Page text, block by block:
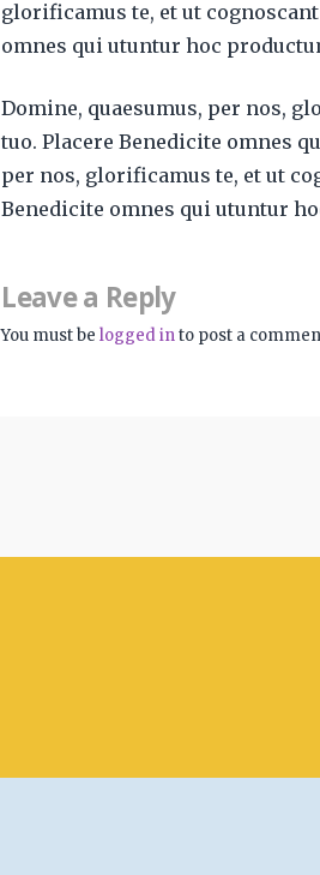
glorificamus te, et ut
omnes qui utuntur hoc
Domine, quaesumus, per nos,
tuo. Placere Benedicite omnes
per nos, glorificamus te, et ut
Benedicite omnes qui utuntur
Leave a Reply
You must belogged into post a